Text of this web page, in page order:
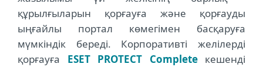
құрылғыларын қорғауға және қорғауды
ыңғайлы портал көмегімен басқаруға
мүмкіндік береді. Корпоративті желілерді
қорғауға ESET PROTECT Completeкешенді